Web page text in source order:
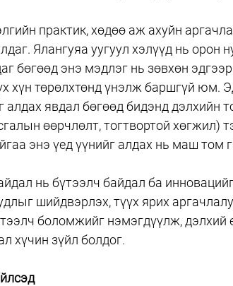
практик, хөдөө аж ахуйн
Ялангуяа уугуул хэлүүд нь орон
бөгөөд энэ мэдлэг нь зөвхөн
хүн төрөлхтөнд үнэлж баршгүй юм.
алдах явдал бөгөөд бидэнд дэлхийн
өөрчлөлт, тогтвортой хөгжил)
энэ үед үүнийг алдах нь маш том
нь бүтээлч байдал ба
шийдвэрлэх, түүх ярих
боломжийг нэмэгдүүлж, дэлхий
хүчин зүйл болдог.